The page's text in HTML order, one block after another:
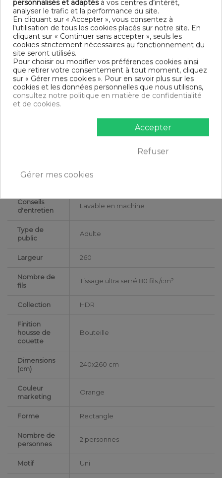
Dimensions & Guide
Drap housse
90 x 190-200 cm : 1 personne
140 x 190-200 cm : 1-2 personnes
160 x 200 cm : 2 personnes
180 x 200 cm : 2 personnes
200 x 200 cm : 2 personnes
Contenu
1 housse de couette 260x240 cm
DESCRIPTIF TECHNIQUE
Conseils
d'entretien
Lavable en machine
Type de
public
Adulte
Largeur 260
Nombre de
fils
Tissage ultra serré 80 fils /cm²
Collection HDR
Finition
housse de
couette
Bouteille
Dimensions
(cm)
240x260 cm
Couleur
marketing
Orange
Forme Rectangle
Nombre de
personnes
2 personnes
Motif Uni
personnalisés et adaptésà vos centres d’intérêt,
analyser le trafic et la performance du site.
En cliquant sur « Accepter », vous consentez à
l'utilisation de tous les cookies placés sur notre site. En
cliquant sur « Continuer sans accepter », seuls les
cookies strictement nécessaires au fonctionnement du
site seront utilisés.
Pour choisir ou modifier vos préférences cookies ainsi
que retirer votre consentement à tout moment, cliquez
sur « Gérer mes cookies ». Pour en savoir plus sur les
cookies et les données personnelles que nous utilisons,
consultez notre politique en matière de confidentialité
et de cookies.
Accepter
Refuser
Gérer mes cookies